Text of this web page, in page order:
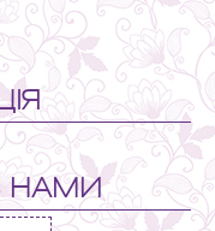
НАМИ